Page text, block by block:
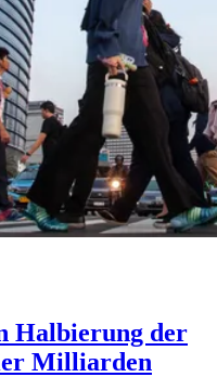
Halbierung der
Milliarden